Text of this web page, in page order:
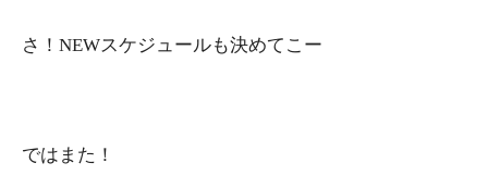
さ！NEWスケジュールも決めてこー
ではまた！